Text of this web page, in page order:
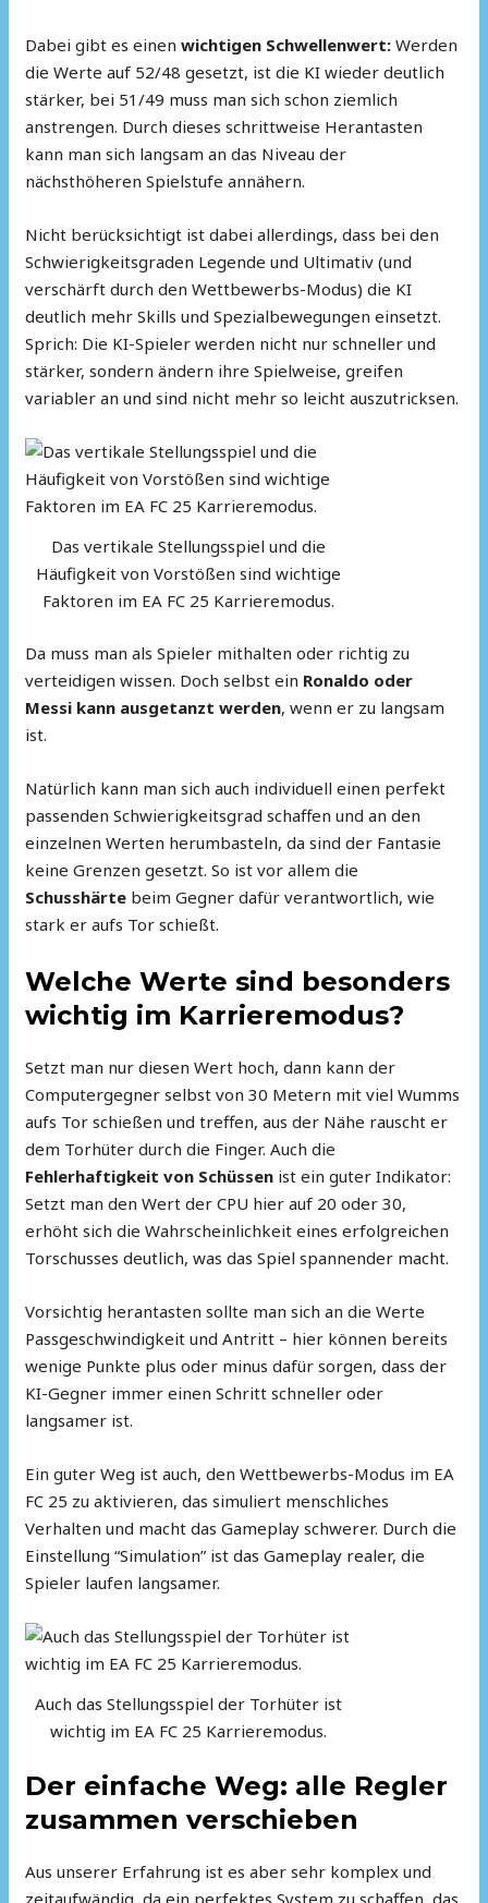
Dabei gibt es einen wichtigen Schwellenwert:Werden
die Werte auf 52/48 gesetzt, ist die KI wieder deutlich
stärker, bei 51/49 muss man sich schon ziemlich
anstrengen. Durch dieses schrittweise Herantasten
kann man sich langsam an das Niveau der
nächsthöheren Spielstufe annähern.
Nicht berücksichtigt ist dabei allerdings, dass bei den
Schwierigkeitsgraden Legende und Ultimativ (und
verschärft durch den Wettbewerbs-Modus) die KI
deutlich mehr Skills und Spezialbewegungen einsetzt.
Sprich: Die KI-Spieler werden nicht nur schneller und
stärker, sondern ändern ihre Spielweise, greifen
variabler an und sind nicht mehr so leicht auszutricksen.
Das vertikale Stellungsspiel und die
Häufigkeit von Vorstößen sind wichtige
Faktoren im EA FC 25 Karrieremodus.
Da muss man als Spieler mithalten oder richtig zu
verteidigen wissen. Doch selbst ein Ronaldo oder
Messi kann ausgetanzt werden, wenn er zu langsam
ist.
Natürlich kann man sich auch individuell einen perfekt
passenden Schwierigkeitsgrad schaffen und an den
einzelnen Werten herumbasteln, da sind der Fantasie
keine Grenzen gesetzt. So ist vor allem die
Schusshärte beim Gegner dafür verantwortlich, wie
stark er aufs Tor schießt.
Welche Werte sind besonders
wichtig im Karrieremodus?
Setzt man nur diesen Wert hoch, dann kann der
Computergegner selbst von 30 Metern mit viel Wumms
aufs Tor schießen und treffen, aus der Nähe rauscht er
dem Torhüter durch die Finger. Auch die
Fehlerhaftigkeit von Schüssen ist ein guter Indikator:
Setzt man den Wert der CPU hier auf 20 oder 30,
erhöht sich die Wahrscheinlichkeit eines erfolgreichen
Torschusses deutlich, was das Spiel spannender macht.
Vorsichtig herantasten sollte man sich an die Werte
Passgeschwindigkeit und Antritt – hier können bereits
wenige Punkte plus oder minus dafür sorgen, dass der
KI-Gegner immer einen Schritt schneller oder
langsamer ist.
Ein guter Weg ist auch, den Wettbewerbs-Modus im EA
FC 25 zu aktivieren, das simuliert menschliches
Verhalten und macht das Gameplay schwerer. Durch die
Einstellung “Simulation” ist das Gameplay realer, die
Spieler laufen langsamer.
Auch das Stellungsspiel der Torhüter ist
wichtig im EA FC 25 Karrieremodus.
Der einfache Weg: alle Regler
zusammen verschieben
Aus unserer Erfahrung ist es aber sehr komplex und